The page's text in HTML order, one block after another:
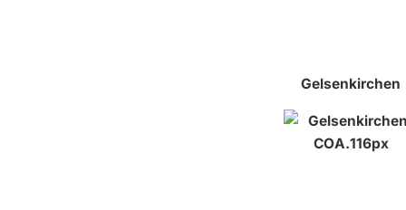
Gelsenkirchen